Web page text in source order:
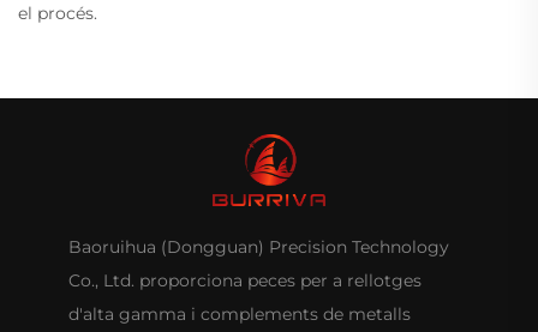
el procés.
Baoruihua (Dongguan) Precision Technology
Co., Ltd. proporciona peces per a rellotges
d'alta gamma i complements de metalls